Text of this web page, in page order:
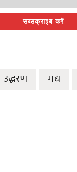
सब्सक्राइब करें
उद्धरण गद्य